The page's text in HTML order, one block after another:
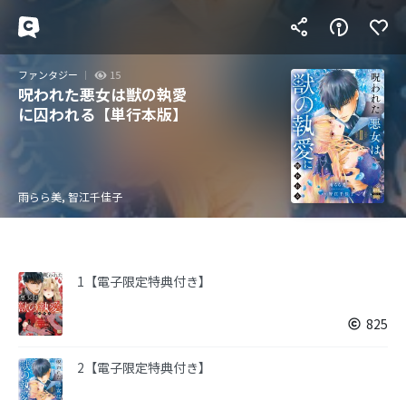
ファンタジー 15
呪われた悪女は獣の執愛
に囚われる【単行本版】
雨らら美, 智江千佳子
1【電子限定特典付き】
825
2【電子限定特典付き】